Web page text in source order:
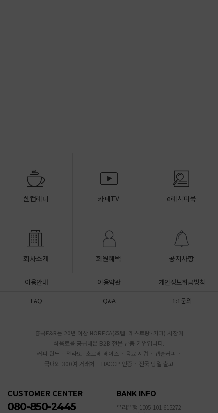
한컵레터 카페TV e레시피북
회사소개 회원혜택 공지사항
이용안내 이용약관
개인정보취급방침
FAQ
Q&A 1:1문의
흥국F&B는 20년 이상 HORECA(호텔·레스토랑·카페) 시장에
식음료를 공급해온 B2B 전문 납품 기업입니다.
커피 원두 · 젤라또·소르베 베이스 · 음료 시럽 · 캡슐커피 ·
국내외 300여 거래처 · HACCP 인증 · 전국 당일 출고
CUSTOMER CENTER
080-850-2445
BANK INFO
우리은행 1005-101-615272